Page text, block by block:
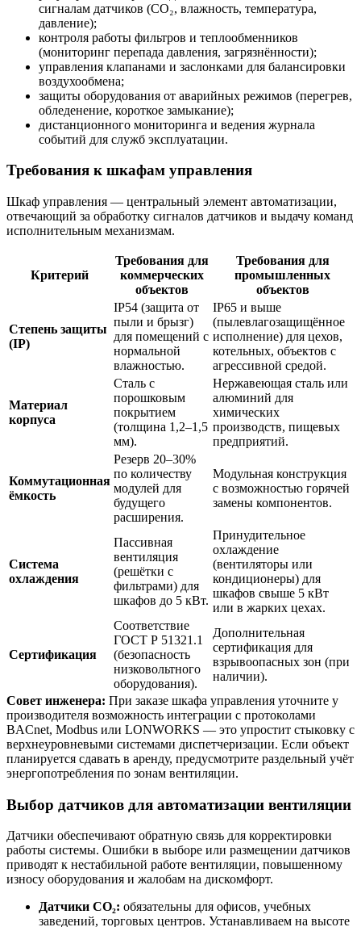
сигналам датчиков (CO₂, влажность, температура,
давление);
контроля работы фильтров и теплообменников
(мониторинг перепада давления, загрязнённости);
управления клапанами и заслонками для балансировки
воздухообмена;
защиты оборудования от аварийных режимов (перегрев,
обледенение, короткое замыкание);
дистанционного мониторинга и ведения журнала
событий для служб эксплуатации.
Требования к шкафам управления
Шкаф управления — центральный элемент автоматизации,
отвечающий за обработку сигналов датчиков и выдачу команд
исполнительным механизмам.
Критерий
Требования для
коммерческих
объектов
Требования для
промышленных
объектов
Степень защиты
(IP)
IP54 (защита от
пыли и брызг)
для помещений с
нормальной
влажностью.
IP65 и выше
(пылевлагозащищённое
исполнение) для цехов,
котельных, объектов с
агрессивной средой.
Материал
корпуса
Сталь с
порошковым
покрытием
(толщина 1,2–1,5
мм).
Нержавеющая сталь или
алюминий для
химических
производств, пищевых
предприятий.
Коммутационная
ёмкость
Резерв 20–30%
по количеству
модулей для
будущего
расширения.
Модульная конструкция
с возможностью горячей
замены компонентов.
Система
охлаждения
Пассивная
вентиляция
(решётки с
фильтрами) для
шкафов до 5 кВт.
Принудительное
охлаждение
(вентиляторы или
кондиционеры) для
шкафов свыше 5 кВт
или в жарких цехах.
Сертификация
Соответствие
ГОСТ Р 51321.1
(безопасность
низковольтного
оборудования).
Дополнительная
сертификация для
взрывоопасных зон (при
наличии).
Совет инженера: При заказе шкафа управления уточните у
производителя возможность интеграции с протоколами
BACnet, Modbus или LONWORKS — это упростит стыковку с
верхнеуровневыми системами диспетчеризации. Если объект
планируется сдавать в аренду, предусмотрите раздельный учёт
энергопотребления по зонам вентиляции.
Выбор датчиков для автоматизации вентиляции
Датчики обеспечивают обратную связь для корректировки
работы системы. Ошибки в выборе или размещении датчиков
приводят к нестабильной работе вентиляции, повышенному
износу оборудования и жалобам на дискомфорт.
Датчики CO₂: обязательны для офисов, учебных
заведений, торговых центров. Устанавливаем на высоте